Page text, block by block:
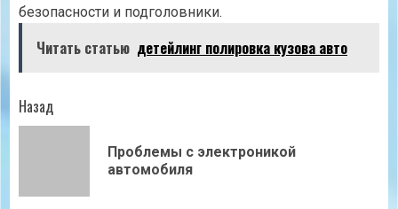
безопасности и подголовники.
Читать статью детейлинг полировка кузова авто
Продолжить
Назад
Проблемы с электроникой
автомобиля